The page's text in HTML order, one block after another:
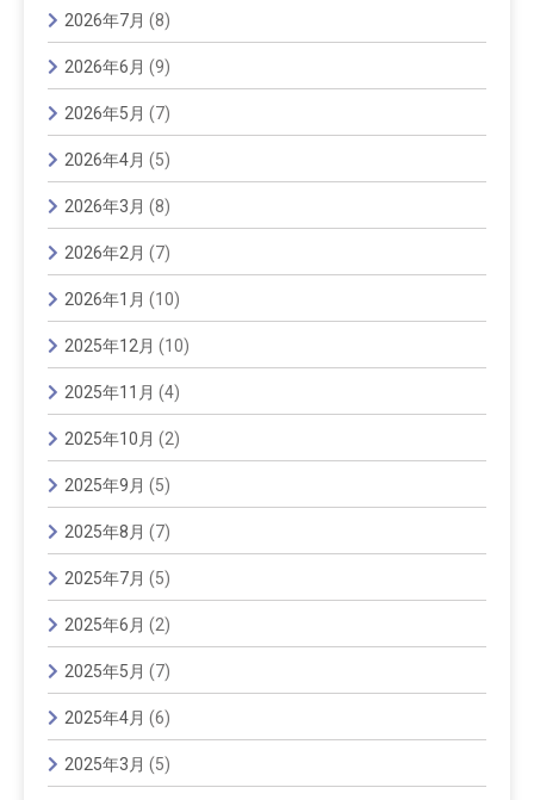
2026年7月 (8)
2026年6月 (9)
2026年5月 (7)
2026年4月 (5)
2026年3月 (8)
2026年2月 (7)
2026年1月 (10)
2025年12月 (10)
2025年11月 (4)
2025年10月 (2)
2025年9月 (5)
2025年8月 (7)
2025年7月 (5)
2025年6月 (2)
2025年5月 (7)
2025年4月 (6)
2025年3月 (5)